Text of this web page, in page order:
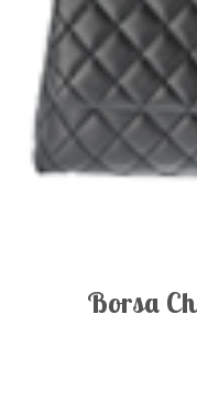
Borsa